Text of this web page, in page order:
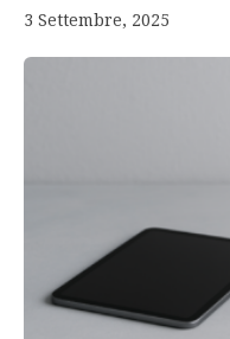
3 Settembre, 2025